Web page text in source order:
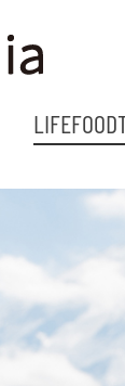
LIFEFOOD